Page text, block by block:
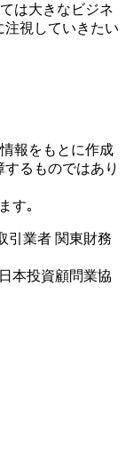
は大きなビジネ
注視していきたい
報をもとに作成
るものではあり
す｡
引業者 関東財務
本投資顧問業協